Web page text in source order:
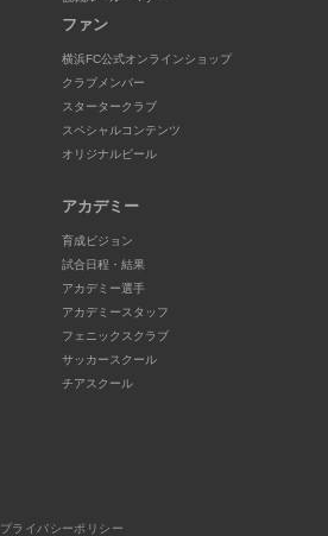
ファン
横浜FC公式オンラインショップ
クラブメンバー
スタータークラブ
スペシャルコンテンツ
オリジナルビール
アカデミー
育成ビジョン
試合日程・結果
アカデミー選手
アカデミースタッフ
フェニックスクラブ
サッカースクール
チアスクール
プライバシーポリシー